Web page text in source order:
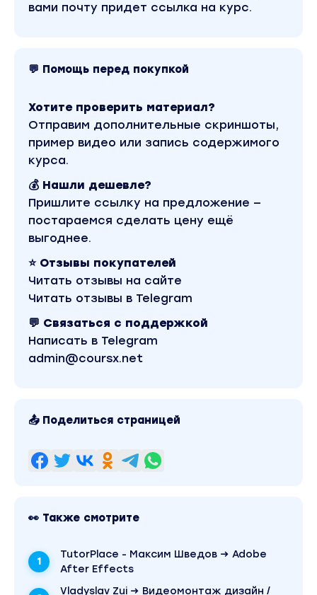
Сразу после оплаты вам становятся
Без обратной связи — просмотр уроков в
Программа:
1. Основа. Анимация без ключей
добавление синуса в анимацию Position
комбинирование разных типов движения
кривые Лиссажу и их визуализация через
Write On
работа с Text on Path
адаптация кода кривых под Text Animator
добавление органики через noise()
2. Математические узлы и структуры
работа с параметрами функций
перенос генеративных структур в
типографику
переход к радиальной логике движения
генеративная типографика в полярной
системе
вами почту придет ссылка на курс.
💬 Помощь перед покупкой
Хотите проверить материал?
Отправим дополнительные скриншоты,
пример видео или запись содержимого
курса.
💰 Нашли дешевле?
Пришлите ссылку на предложение —
постараемся сделать цену ещё
выгоднее.
⭐ Отзывы покупателей
Читать отзывы на сайте
Читать отзывы в Telegram
💬 Связаться с поддержкой
Написать в Telegram
admin@coursx.net
📤 Поделиться страницей
👀 Также смотрите
TutorPlace - Максим Шведов → Adobe
After Effects
Vladyslav Zui → Видеомонтаж дизайн /